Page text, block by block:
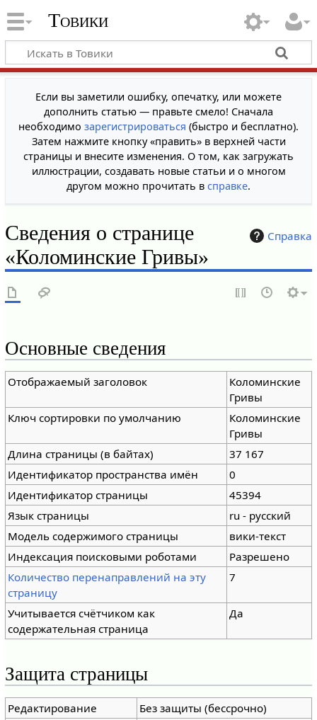
Товики
Если вы заметили ошибку, опечатку, или можете
дополнить статью — правьте смело! Сначала
необходимо зарегистрироваться (быстро и бесплатно).
Затем нажмите кнопку «править» в верхней части
страницы и внесите изменения. О том, как загружать
иллюстрации, создавать новые статьи и о многом
другом можно прочитать в справке.
Справка
Сведения о странице
«Коломинские Гривы»
Основные сведения
Отображаемый заголовок
Коломинские
Гривы
Ключ сортировки по умолчанию
Коломинские
Гривы
Длина страницы (в байтах)
37 167
Идентификатор пространства имён
0
Идентификатор страницы
45394
Язык страницы
ru - русский
Модель содержимого страницы
вики-текст
Индексация поисковыми роботами
Разрешено
Количество перенаправлений на эту
страницу
7
Учитывается счётчиком как
содержательная страница
Да
Защита страницы
Редактирование
Без защиты (бессрочно)